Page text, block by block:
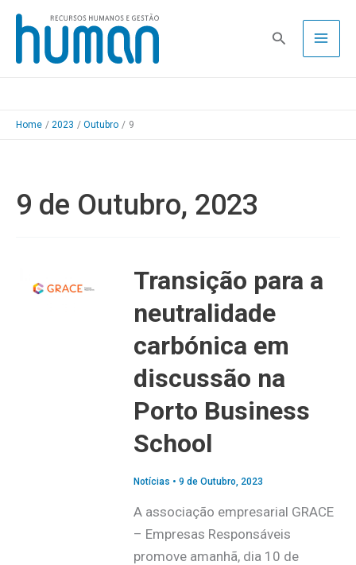
Skip
content
Pesquisa
Home 2023 Outubro 9
9 de Outubro, 2023
Transição para a
neutralidade
carbónica em
discussão na
Porto Business
School
Notícias • 9 de Outubro, 2023
A associação empresarial GRACE
– Empresas Responsáveis
promove amanhã, dia 10 de